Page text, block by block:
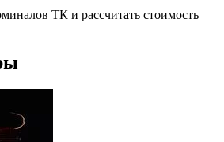
ТК и рассчитать стоимость